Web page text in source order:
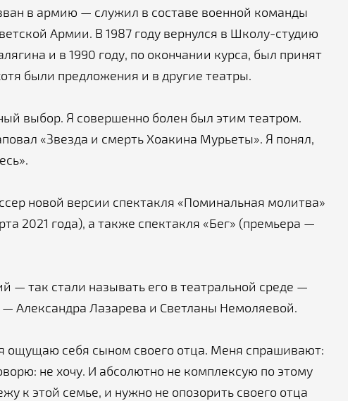
в армию — служил в составе военной команды
Армии. В 1987 году вернулся в Школу-студию
и в 1990 году, по окончании курса, был принят
были предложения и в другие театры.
выбор. Я совершенно болен был этим театром.
«Звезда и смерть Хоакина Мурьеты». Я понял,
новой версии спектакля «Поминальная молитва»
2021 года), а также спектакля «Бег» (премьера —
— так стали называть его в театральной среде —
Александра Лазарева и Светланы Немоляевой.
ощущаю себя сыном своего отца. Меня спрашивают:
не хочу. И абсолютно не комплексую по этому
к этой семье, и нужно не опозорить своего отца